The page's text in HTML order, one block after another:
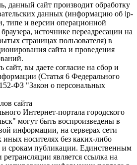
данный сайт производит обработку
данных (информацию об ip-
типе и версии операционной
источнике переадресации на
страницах пользователя) в
сайта и проведения
сайт, вы даете согласие на сбор и
(Статья 6 Федерального
ФЗ "Закон о персональных
сайта
Интернет-портала городского
могут быть воспроизведены в
информации, на серверах сети
носителях без каких-либо
и срокам публикации. Единственным
является ссылка на